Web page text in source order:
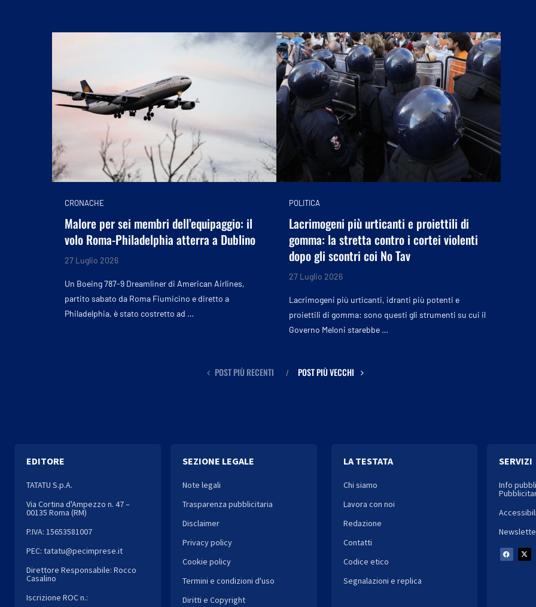
CRONACHE
Malore per sei membri dell’equipaggio: il
volo Roma-Philadelphia atterra a Dublino
27 Luglio 2026
Un Boeing 787-9 Dreamliner di American Airlines,
partito sabato da Roma Fiumicino e diretto a
Philadelphia, è stato costretto ad …
POLITICA
Lacrimogeni più urticanti e proiettili di
gomma: la stretta contro i cortei violenti
dopo gli scontri coi No Tav
27 Luglio 2026
Lacrimogeni più urticanti, idranti più potenti e
proiettili di gomma: sono questi gli strumenti su cui il
Governo Meloni starebbe …
POST PIÙ RECENTI POST PIÙ VECCHI
EDITORE
TATATU S.p.A.
Via Cortina d'Ampezzo n. 47 –
00135 Roma (RM)
P.IVA: 15653581007
PEC: tatatu@pecimprese.it
Direttore Responsabile: Rocco
Casalino
Iscrizione ROC n.:
SEZIONE LEGALE
Note legali
Trasparenza pubblicitaria
Disclaimer
Privacy policy
Cookie policy
Termini e condizioni d'uso
Diritti e Copyright
LA TESTATA
Chi siamo
Lavora con noi
Redazione
Contatti
Codice etico
Segnalazioni e replica
SERVIZI
Info